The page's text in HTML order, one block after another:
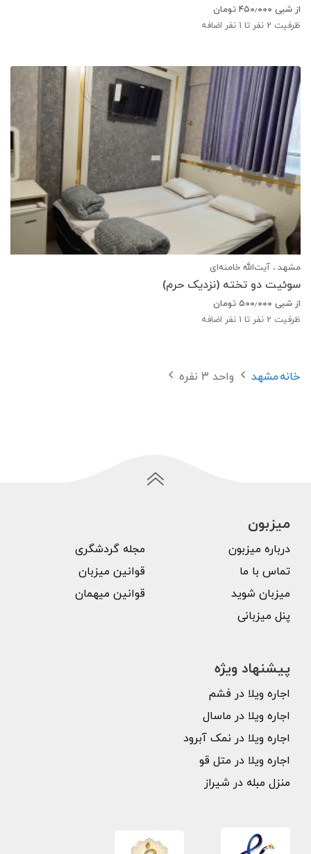
از شبی ۴۵۰٫۰۰۰ تومان
ظرفیت 2 نفر تا 1 نفر اضافه
مشهد ، آیت‌الله خامنه‌ای
سوئیت دو تخته (نزدیک حرم)
از شبی ۵۰۰٫۰۰۰ تومان
ظرفیت 2 نفر تا 1 نفر اضافه
خانهمشهد واحد 3 نفره
میزبون
درباره میزبون
تماس با ما
میزبان شوید
پنل میزبانی
مجله گردشگری
قوانین میزبان
قوانین میهمان
پیشنهاد ویژه
اجاره ویلا در فشم
اجاره ویلا در ماسال
اجاره ویلا در نمک آبرود
اجاره ویلا در متل قو
منزل مبله در شیراز